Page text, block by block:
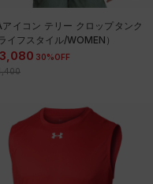
アイコン テリー クロップタンク
ライフスタイル/WOMEN）
3,080 30%OFF